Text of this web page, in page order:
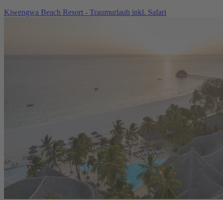
Kiwengwa Beach Resort - Traumurlaub inkl. Safari